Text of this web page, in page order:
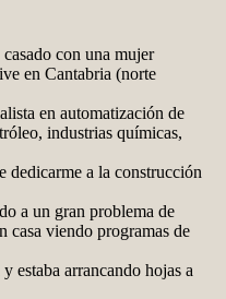
con una mujer
en Cantabria (norte
en automatización de
industrias químicas,
dedicarme a la construcción
a un gran problema de
casa viendo programas de
estaba arrancando hojas a